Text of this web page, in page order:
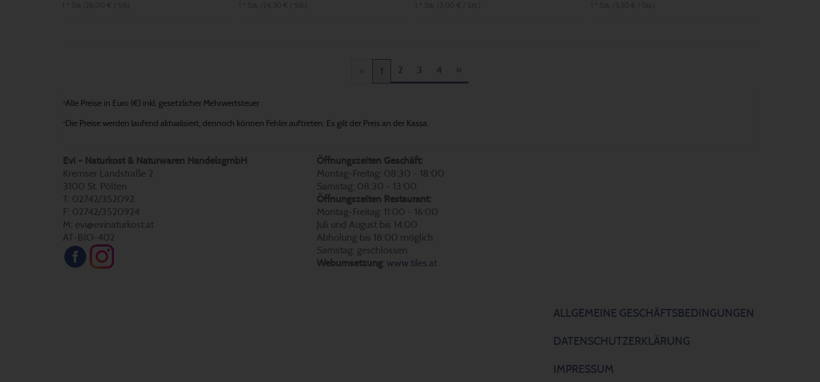
1 2 3 4 »
*Alle Preise in Euro (€) inkl. gesetzlicher Mehrwertsteuer
* Die Preise werden laufend aktualisiert, dennoch können Fehler auftreten. Es gilt der Preis an der Kassa.
Evi - Naturkost & Naturwaren HandelsgmbH
Kremser Landstraße 2
3100 St. Pölten
T: 02742/352092
F: 02742/3520924
M: evi@evinaturkost.at
AT-BIO-402
Öffnungszeiten Geschäft:
Montag-Freitag: 08:30 - 18:00
Samstag: 08:30 - 13:00
Öffnungszeiten Restaurant:
Montag-Freitag: 11:00 - 16:00
Juli und August bis 14:00
Abholung bis 18:00 möglich
Samstag: geschlossen
Webumsetzung: www.tiles.at
ALLGEMEINE GESCHÄFTSBEDINGUNGEN
DATENSCHUTZERKLÄRUNG
IMPRESSUM